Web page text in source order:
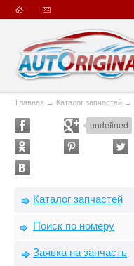
Главная → Каталог запчастей →
undefined
Каталог запчастей
Поиск по номеру
Заявка на запчасть